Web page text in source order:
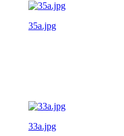
35a.jpg
33a.jpg